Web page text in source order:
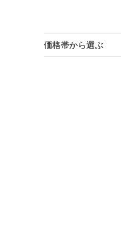
価格帯から選ぶ